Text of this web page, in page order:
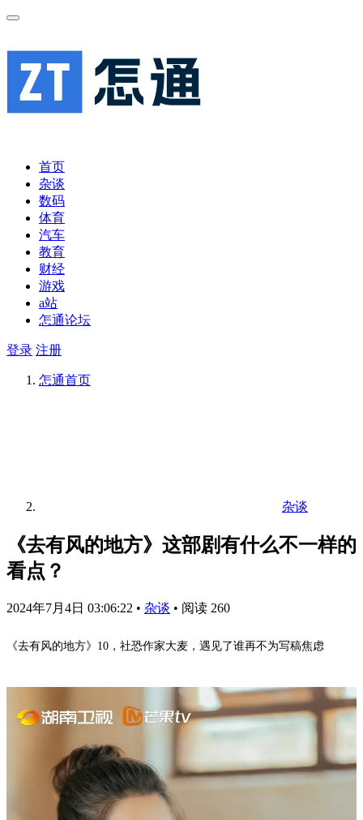
首页
杂谈
数码
体育
汽车
教育
财经
游戏
a站
怎通论坛
登录 注册
怎通首页
杂谈
《去有风的地方》这部剧有什么不一样的
看点？
2024年7月4日 03:06:22 • 杂谈 • 阅读 260
《去有风的地方》10，社恐作家大麦，遇见了谁再不为写稿焦虑